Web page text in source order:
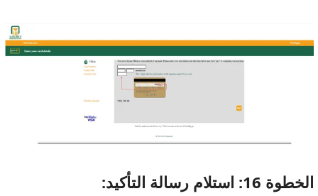
الخطوة 16: استلام رسالة التأكيد: